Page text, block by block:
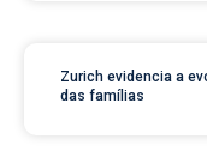
Zurich evidencia a
das famílias